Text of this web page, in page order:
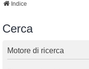
Indice
Cerca
Motore di ricerca